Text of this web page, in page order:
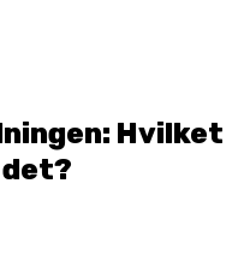
Hvilket